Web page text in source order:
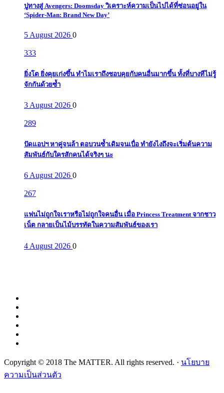
ปูทางสู่ Avengers: Doomsday วิเคราะห์ความเป็นไปได้ที่ซ่อนอยู่ใน
‘Spider-Man: Brand New Day’
5 August 2026 0
333
ยิ่งโต ยิ่งคุยเก่งขึ้น ทำไมเราถึงชอบคุยกับคนอื่นมากขึ้น ทั้งที่บางทีไม่รู้
จักกันด้วยซ้ำ
3 August 2026 0
289
ปัดแอปฯ หาคู่จนล้า ตอบวนซ้ำเดิมจนเบื่อ ทำยังไงถึงจะเริ่มต้นความ
สัมพันธ์กับใครสักคนได้จริงๆ นะ
6 August 2026 0
267
แฟนไม่ถูกใจเราหรือไม่ถูกใจคนอื่น เมื่อ Princess Treatment จากชาว
เน็ต กลายเป็นไม้บรรทัดในความสัมพันธ์ของเรา
4 August 2026 0
Copyright © 2018 The MATTER. All rights reserved. · นโยบาย
ความเป็นส่วนตัว